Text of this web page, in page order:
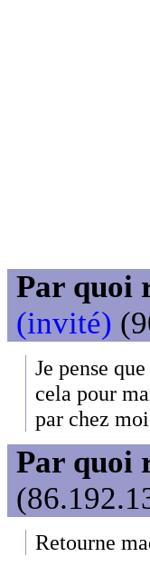
Par quoi
(invité)
Je pense
cela pour
par chez
Par quoi
Retourne